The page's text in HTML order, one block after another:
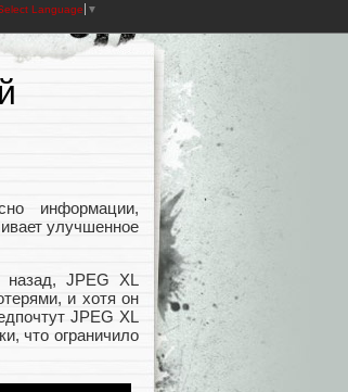
Language ▼
информации,
улучшенное
назад, JPEG XL
и хотя он
JPEG XL
что ограничило